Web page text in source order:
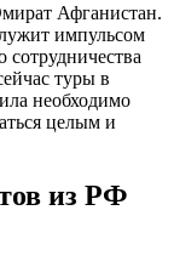
Афганистан.
импульсом
сотрудничества
туры в
необходимо
целым и
из РФ